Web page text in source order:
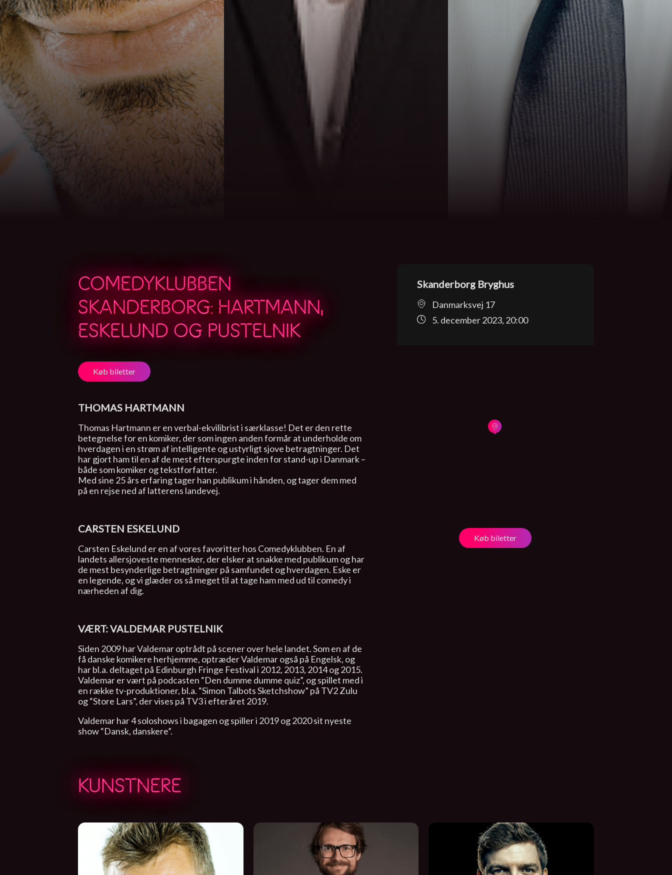
COMEDYKLUBBEN
SKANDERBORG: HARTMANN,
ESKELUND OG PUSTELNIK
Køb biletter
THOMAS HARTMANN
Thomas Hartmann er en verbal-ekvilibrist i særklasse! Det er den rette
betegnelse for en komiker, der som ingen anden formår at underholde om
hverdagen i en strøm af intelligente og ustyrligt sjove betragtninger. Det
har gjort ham til en af de mest efterspurgte inden for stand-up i Danmark –
både som komiker og tekstforfatter.
Med sine 25 års erfaring tager han publikum i hånden, og tager dem med
på en rejse ned af latterens landevej.
CARSTEN ESKELUND
Carsten Eskelund er en af vores favoritter hos Comedyklubben. En af
landets allersjoveste mennesker, der elsker at snakke med publikum og har
de mest besynderlige betragtninger på samfundet og hverdagen. Eske er
en legende, og vi glæder os så meget til at tage ham med ud til comedy i
nærheden af dig.
VÆRT: VALDEMAR PUSTELNIK
Siden 2009 har Valdemar optrådt på scener over hele landet. Som en af de
få danske komikere herhjemme, optræder Valdemar også på Engelsk, og
har bl.a. deltaget på Edinburgh Fringe Festival i 2012, 2013, 2014 og 2015.
Valdemar er vært på podcasten “Den dumme dumme quiz”, og spillet med i
en række tv-produktioner, bl.a. “Simon Talbots Sketchshow” på TV2 Zulu
og “Store Lars”, der vises på TV3 i efteråret 2019.
Valdemar har 4 soloshows i bagagen og spiller i 2019 og 2020 sit nyeste
show “Dansk, danskere”.
Skanderborg Bryghus
Danmarksvej 17
5. december 2023, 20:00
Køb biletter
KUNSTNERE